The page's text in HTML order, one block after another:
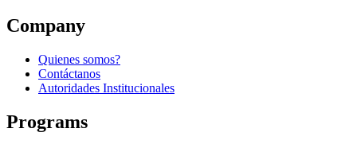
Company
Quienes somos?
Contáctanos
Autoridades Institucionales
Programs